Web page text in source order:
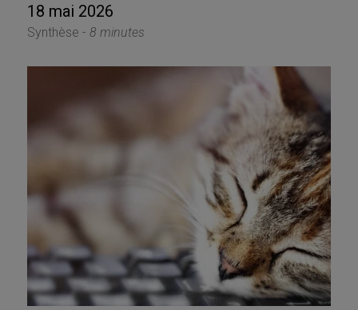
18 mai 2026
Synthèse - 8 minutes